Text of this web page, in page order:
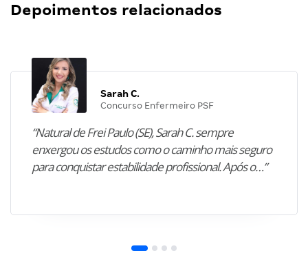
Depoimentos relacionados
Sarah C.
Concurso Enfermeiro PSF
“Natural de Frei Paulo (SE), Sarah C. sempre
enxergou os estudos como o caminho mais seguro
para conquistar estabilidade profissional. Após o…”